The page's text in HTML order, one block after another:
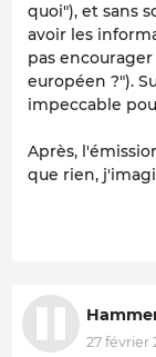
quoi"), et sans
avoir les
pas
européen ?").
impeccable
Après,
que rien,
27 février